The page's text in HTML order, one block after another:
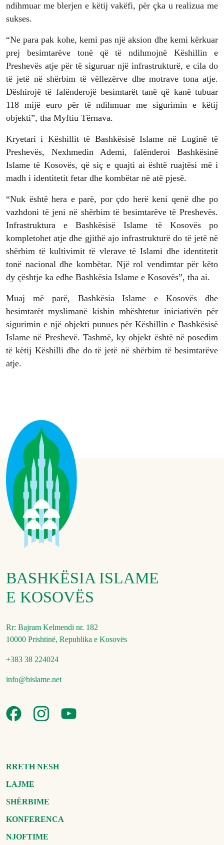
ndihmuar me blerjen e këtij vakëfi, për çka u realizua me
sukses.
“Ne para pak kohe, kemi pas një aksion dhe kemi kërkuar
prej besimtarëve tonë që të ndihmojnë Këshillin e
Preshevës atje për të siguruar një infrastrukturë, e cila do
të jetë në shërbim të vëllezërve dhe motrave tona atje.
Dëshirojë të falënderojë besimtarët tanë që kanë tubuar
118 mijë euro për të ndihmuar me sigurimin e këtij
objekti”, tha Myftiu Tërnava.
Kryetari i Këshillit të Bashkësisë Islame në Luginë të
Preshevës, Nexhmedin Ademi, falënderoi Bashkësinë
Islame të Kosovës, që siç e quajti ai është ruajtësi më i
madh i identitetit fetar dhe kombëtar në atë pjesë.
“Nuk është hera e parë, por çdo herë keni qenë dhe po
vazhdoni të jeni në shërbim të besimtarëve të Preshevës.
Infrastruktura e Bashkësisë Islame të Kosovës po
kompletohet atje dhe gjithë ajo infrastrukturë do të jetë në
shërbim të kultivimit të vlerave të Islami dhe identitetit
tonë nacional dhe kombëtar. Një rol vendimtar për këto
dy çështje ka edhe Bashkësia Islame e Kosovës”, tha ai.
Muaj më parë, Bashkësia Islame e Kosovës dhe
besimtarët myslimanë kishin mbështetur iniciativën për
sigurimin e një objekti punues për Këshillin e Bashkësisë
Islame në Preshevë. Tashmë, ky objekt është në posedim
të këtij Këshilli dhe do të jetë në shërbim të besimtarëve
atje.
BASHKËSIA ISLAME
E KOSOVËS
Rr: Bajram Kelmendi nr. 182
10000 Prishtinë, Republika e Kosovës
+383 38 224024
info@bislame.net
RRETH NESH
LAJME
SHËRBIME
KONFERENCA
NJOFTIME